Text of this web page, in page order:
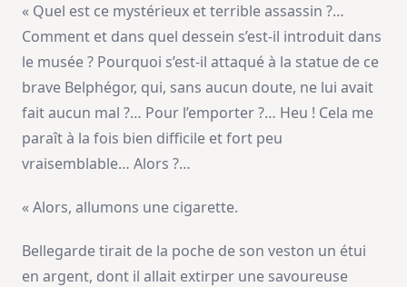
« Quel est ce mystérieux et terrible assassin ?…
Comment et dans quel dessein s’est-il introduit dans
le musée ? Pourquoi s’est-il attaqué à la statue de ce
brave Belphégor, qui, sans aucun doute, ne lui avait
fait aucun mal ?… Pour l’emporter ?… Heu ! Cela me
paraît à la fois bien difficile et fort peu
vraisemblable… Alors ?…
« Alors, allumons une cigarette.
Bellegarde tirait de la poche de son veston un étui
en argent, dont il allait extirper une savoureuse